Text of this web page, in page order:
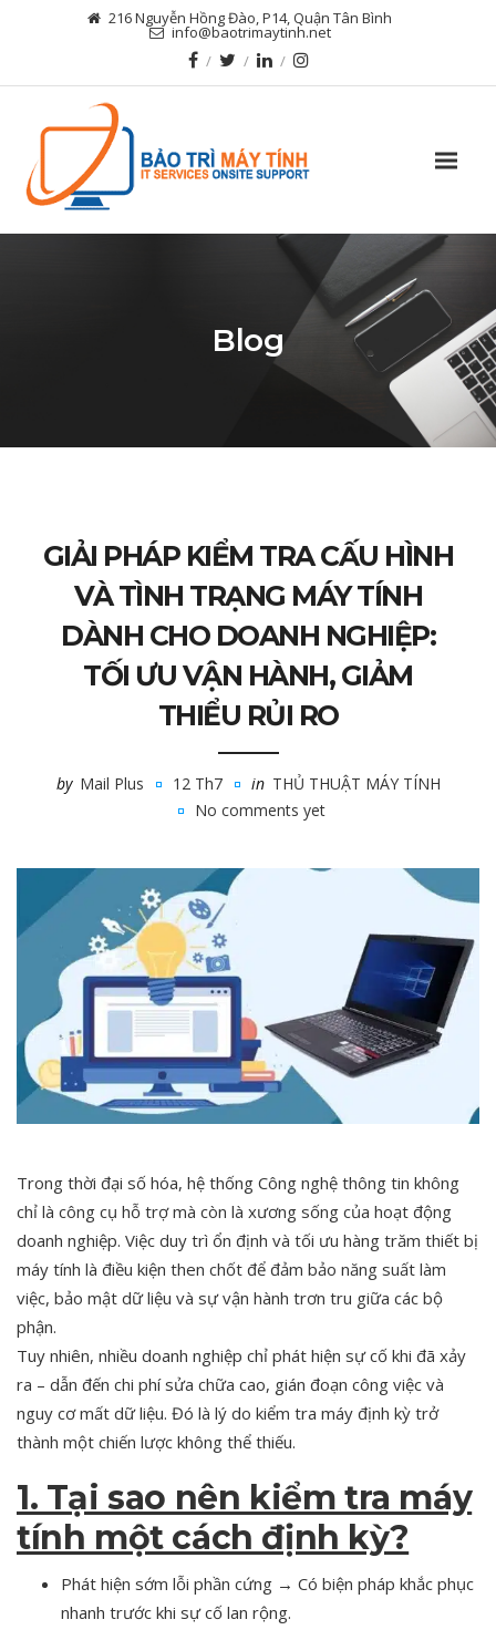
216 Nguyễn Hồng Đào, P14, Quận Tân Bình
info@baotrimaytinh.net
Blog
GIẢI PHÁP KIỂM TRA CẤU HÌNH
VÀ TÌNH TRẠNG MÁY TÍNH
DÀNH CHO DOANH NGHIỆP:
TỐI ƯU VẬN HÀNH, GIẢM
THIỂU RỦI RO
by Mail Plus 12 Th7 in THỦ THUẬT MÁY TÍNH
No comments yet
Trong thời đại số hóa, hệ thống Công nghệ thông tin không
chỉ là công cụ hỗ trợ mà còn là xương sống của hoạt động
doanh nghiệp. Việc duy trì ổn định và tối ưu hàng trăm thiết bị
máy tính là điều kiện then chốt để đảm bảo năng suất làm
việc, bảo mật dữ liệu và sự vận hành trơn tru giữa các bộ
phận.
Tuy nhiên, nhiều doanh nghiệp chỉ phát hiện sự cố khi đã xảy
ra – dẫn đến chi phí sửa chữa cao, gián đoạn công việc và
nguy cơ mất dữ liệu. Đó là lý do kiểm tra máy định kỳ trở
thành một chiến lược không thể thiếu.
1. Tại sao nên kiểm tra máy
tính một cách định kỳ?
Phát hiện sớm lỗi phần cứng → Có biện pháp khắc phục
nhanh trước khi sự cố lan rộng.